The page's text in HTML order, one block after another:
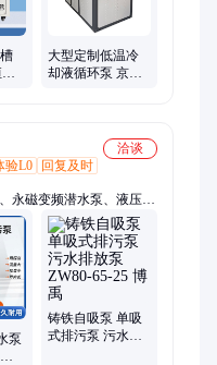
大型定制低温冷
却液循环泵 京华
洽谈
验L0
回复及时
永磁变频潜水泵、液压潜
防汛移动泵车、离心泵、
、气动隔膜泵、排污泵、
泵
铸铁自吸泵 单吸
式排污泵 污水排